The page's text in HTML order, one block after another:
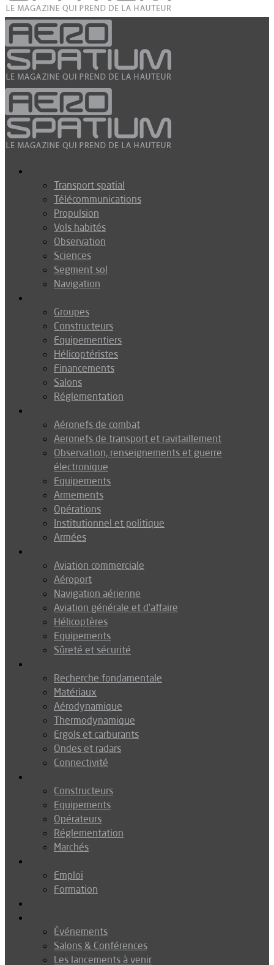
Transport spatial
Télécommunications
Propulsion
Vols habités
Observation
Sciences
Segment sol
Navigation
Groupes
Constructeurs
Equipementiers
Hélicoptéristes
Financements
Salons
Réglementation
Aéronefs de combat
Aeronefs de transport et ravitaillement
Observation, renseignements et guerre
électronique
Equipements
Armements
Opérations
Institutionnel et politique
Armées
Aviation commerciale
Aéroport
Navigation aérienne
Aviation générale et d’affaire
Hélicoptères
Equipements
Sûreté et sécurité
Recherche fondamentale
Matériaux
Aérodynamique
Thermodynamique
Ergols et carburants
Ondes et radars
Connectivité
Constructeurs
Equipements
Opérateurs
Réglementation
Marchés
Emploi
Formation
Événements
Salons & Conférences
Les lancements à venir